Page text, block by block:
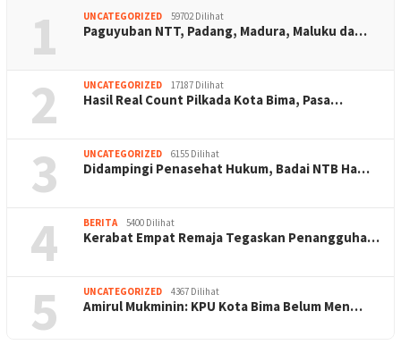
1 UNCATEGORIZED 59702 Dilihat
Paguyuban NTT, Padang, Madura, Maluku da…
2 UNCATEGORIZED 17187 Dilihat
Hasil Real Count Pilkada Kota Bima, Pasa…
3 UNCATEGORIZED 6155 Dilihat
Didampingi Penasehat Hukum, Badai NTB Ha…
4 BERITA 5400 Dilihat
Kerabat Empat Remaja Tegaskan Penangguha…
5 UNCATEGORIZED 4367 Dilihat
Amirul Mukminin: KPU Kota Bima Belum Men…